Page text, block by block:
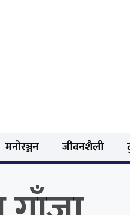
मनोरञ्जन जीवनशैली